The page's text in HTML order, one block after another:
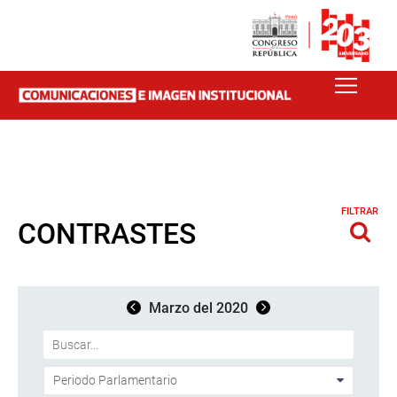
CONTRASTES
FILTRAR
Marzo del 2020